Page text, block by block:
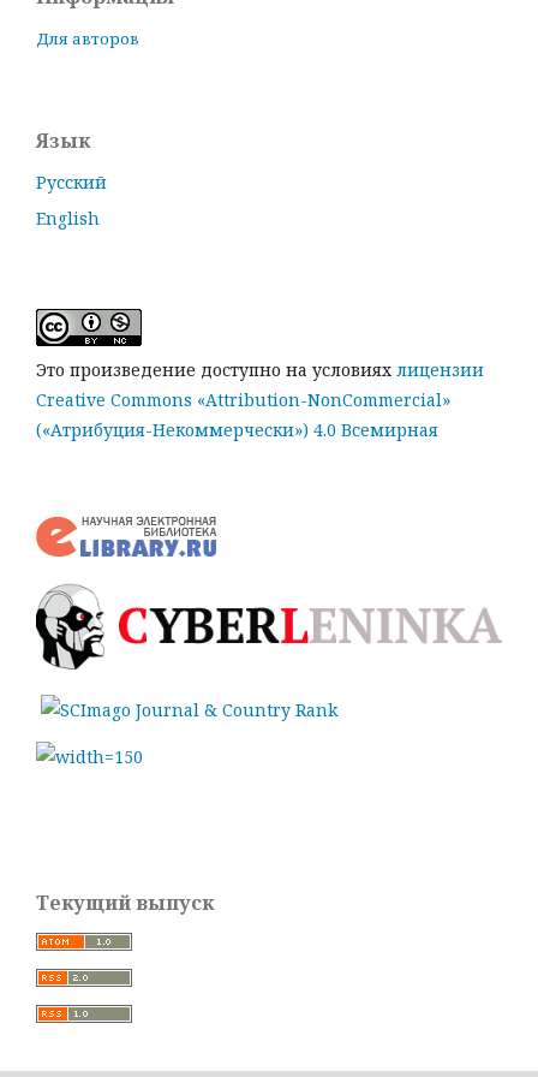
Для авторов
Язык
Русский
English
Это произведение доступно на условиях лицензии
Creative Commons «Attribution-NonCommercial»
(«Атрибуция-Некоммерчески») 4.0 Всемирная
Текущий выпуск